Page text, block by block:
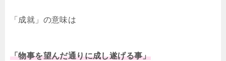
「成就」の意味は
「物事を望んだ通りに成し遂げる事」